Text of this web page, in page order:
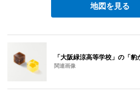
地図を見る
「大阪緑涼高等学校」の「豹
関連画像